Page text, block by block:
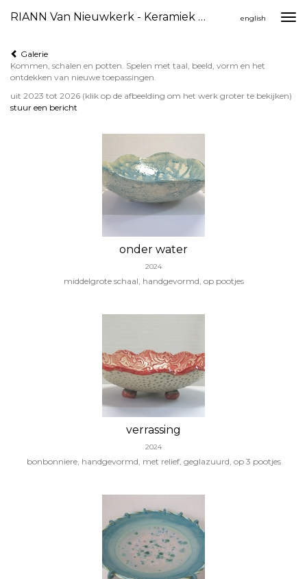
RIANN Van Nieuwkerk - Keramiek Gebruiksgoed english
Galerie
Kommen, schalen en potten. Spelen met taal, beeld, vorm en het
ontdekken van nieuwe toepassingen.
uit 2023 tot 2026 (klik op de afbeelding om het werk groter te bekijken)
stuur een bericht
onder water
2024
middelgrote schaal, handgevormd, op pootjes
verrassing
2024
bonbonniere, handgevormd, met relief, geglazuurd, op 3 pootjes